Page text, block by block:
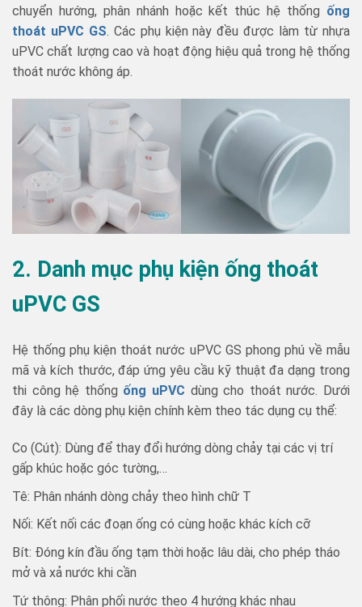
chuyển hướng, phân nhánh hoặc kết thúc hệ thống ống
thoát uPVC GS. Các phụ kiện này đều được làm từ nhựa
uPVC chất lượng cao và hoạt động hiệu quả trong hệ thống
thoát nước không áp.
2. Danh mục phụ kiện ống thoát
uPVC GS
Hệ thống phụ kiện thoát nước uPVC GS phong phú về mẫu
mã và kích thước, đáp ứng yêu cầu kỹ thuật đa dạng trong
thi công hệ thống ống uPVC dùng cho thoát nước. Dưới
đây là các dòng phụ kiện chính kèm theo tác dụng cụ thể:
Co (Cút): Dùng để thay đổi hướng dòng chảy tại các vị trí
gấp khúc hoặc góc tường,…
Tê: Phân nhánh dòng chảy theo hình chữ T
Nối: Kết nối các đoạn ống có cùng hoặc khác kích cỡ
Bít: Đóng kín đầu ống tạm thời hoặc lâu dài, cho phép tháo
mở và xả nước khi cần
Tứ thông: Phân phối nước theo 4 hướng khác nhau